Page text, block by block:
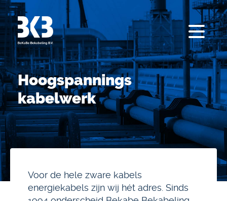
Hoogspannings
kabelwerk
Voor de hele zware kabels
energiekabels zijn wij hét adres. Sinds